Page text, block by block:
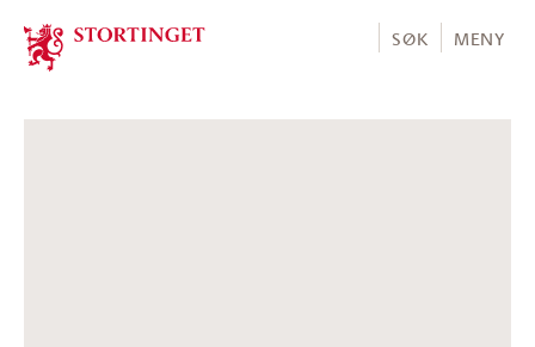
Stortinget.no
SØK MENY